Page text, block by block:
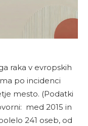
raka v evropskih
po incidenci
mesto. (Podatki
med 2015 in
241 oseb, od